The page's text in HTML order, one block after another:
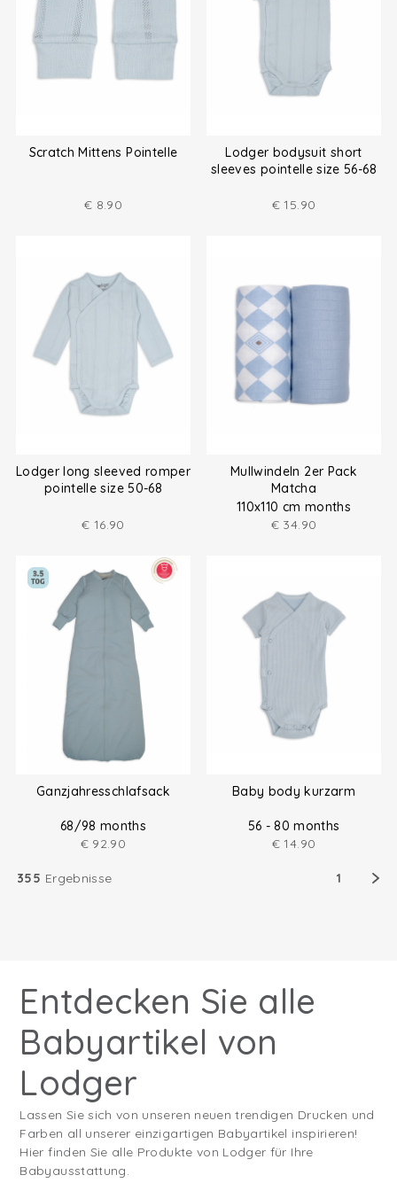
Scratch Mittens Pointelle
€ 8.90
Lodger bodysuit short
sleeves pointelle size 56-68
€ 15.90
Lodger long sleeved romper
pointelle size 50-68
€ 16.90
Mullwindeln 2er Pack
Matcha
110x110 cm months
€ 34.90
Ganzjahresschlafsack
68/98 months
€ 92.90
Baby body kurzarm
56 - 80 months
€ 14.90
355 Ergebnisse 1
Entdecken Sie alle
Babyartikel von
Lodger
Lassen Sie sich von unseren neuen trendigen Drucken und
Farben all unserer einzigartigen Babyartikel inspirieren!
Hier finden Sie alle Produkte von Lodger für Ihre
Babyausstattung.